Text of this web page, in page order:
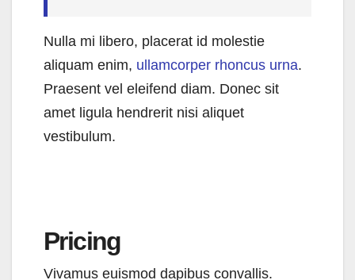
Nulla mi libero, placerat id molestie
aliquam enim, ullamcorper rhoncus urna.
Praesent vel eleifend diam. Donec sit
amet ligula hendrerit nisi aliquet
vestibulum.
Pricing
Vivamus euismod dapibus convallis.